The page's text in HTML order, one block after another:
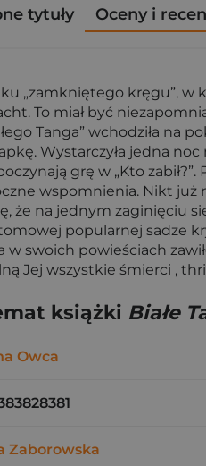
tytuły Oceny i
„zamkniętego kręgu”, w
To miał być
Tanga” wchodziła na
Wystarczyła jedna
grę w „Kto
wspomnienia. Nikt
że na jednym zaginięciu
popularnej sadze
swoich powieściach
Jej wszystkie śmierci ,
książki Białe
Owca
Zaborowska